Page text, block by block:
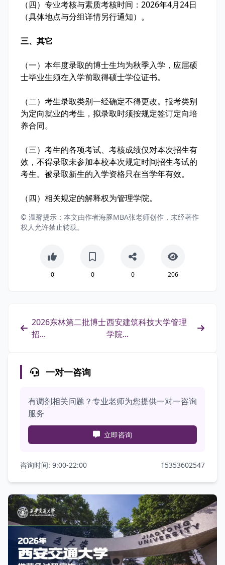
（四）专业考核与素质考核时间：2026年4月24日
（具体地点与分组详情另行通知）。
三、其它
（一）本年度录取的博士生均为秋季入学，应届硕
士毕业生须在入学前取得硕士学位证书。
（二）考生录取类别一经确定不得更改。报考类别
为定向就业的考生，拟录取时须按规定签订定向培
养合同。
（三）考生的各项考试、考核成绩仅对本次招生有
效，不得录取未参加本校本次规定时间招生考试的
考生。被录取新生的入学资格只在当学年有效。
（四）相关规定的解释权为管理学院。
© 温馨提示：本文由作者海豚MBA张老师创作，未经著作
权人允许禁止转载。
0 0 0 206
2026东林第二批博士
招...
西安建筑科技大学管理
学院...
一对一咨询
有调剂相关问题？专业老师为您提供一对一咨询
服务
立即咨询
咨询时间: 9:00-22:00 15353602547